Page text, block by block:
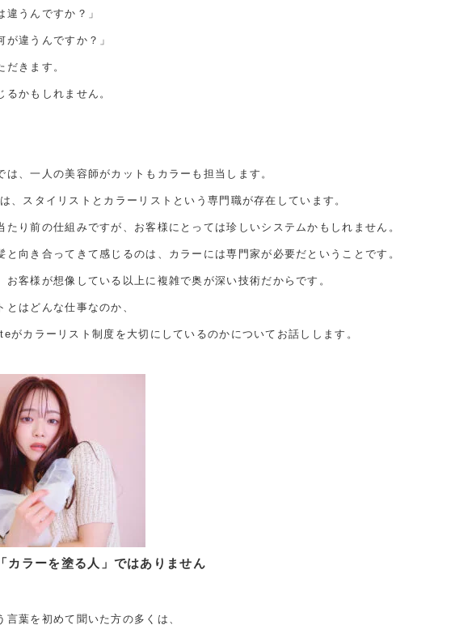
違うんですか？」
が違うんですか？」
だきます。
かもしれません。
は、一人の美容師がカットもカラーも担当します。
、スタイリストとカラーリストという専門職が存在しています。
たり前の仕組みですが、お客様にとっては珍しいシステムかもしれません。
と向き合ってきて感じるのは、カラーには専門家が必要だということです。
お客様が想像している以上に複雑で奥が深い技術だからです。
とはどんな仕事なのか、
がカラーリスト制度を大切にしているのかについてお話しします。
カラーを塗る人」ではありません
言葉を初めて聞いた方の多くは、